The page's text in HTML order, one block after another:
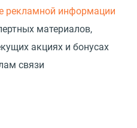
рекламной информации
материалов,
акциях и бонусах
связи